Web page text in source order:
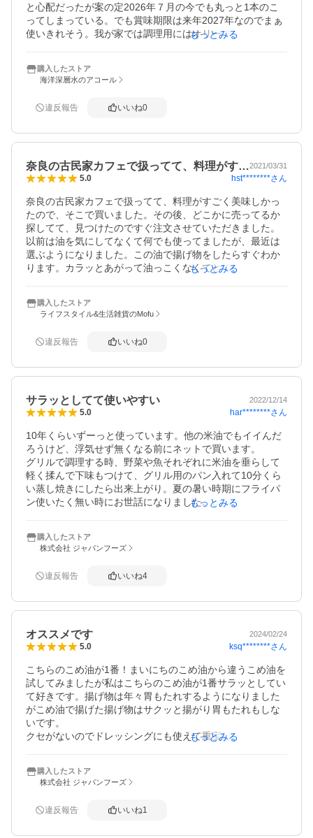
と心配だったが案の定2026年７月の今でも丸っと1本のこ
ってしまっている。でも賞味期限は来年2027年なのでまぁ
使いきれそう。我が家では調理用にはオリーブオイルと米
ら。
もっとみる
購入したストア
海洋深層水のアコール
違反報告 いいね0
奈良の古民家カフェで扱ってて、料理がす…2021/03/31
5.0 hst********さん
奈良の古民家カフェで扱ってて、料理がすごく美味しかっ
たので、そこで買いました。その後、どこかに売ってるか
探してて、見つけたのですぐ注文させていただきました。
以前は油を気にしてなくて何でも使ってましたが、最近は
選ぶようになりました。この油で揚げ物をしたらすぐわか
ります。カラッとあがって油っこくなくてとてもいいで
ます。
もっとみる
購入したストア
ライフスタイル&生活雑貨のMofu
違反報告 いいね0
サラッとしてて使いやすい 2022/12/14
5.0 har********さん
10年くらいずーっと使っています。他の米油でもイイんだ
ろうけど、浮気せず無くなる前にネットで買います。
グリルで調理する時、野菜や魚それぞれに米油を垂らして
軽く揉んで下味もつけて、グリル用のパン入れて10分くら
い蒸し焼きにしたら出来上がり。夏の暑い時期にフライパ
ン使いたく無い時にお世話になりました。
です。おススメです
もっとみる
購入したストア
株式会社 ジャパンフーズ
違反報告 いいね4
オススメです 2024/02/24
5.0 ksq********さん
こちらのこめ油が1番！まいにちのこめ油から違うこめ油を
試してみましたが私はこちらのこめ油が1番サラッとしてい
て好きです。揚げ物は年々胃もたれするようになりました
がこめ油で揚げた揚げ物はサクッと揚がり胃もたれもしな
いです。
クセがないのでドレッシングにも使えて重宝してます。
もっとみる
購入したストア
株式会社 ジャパンフーズ
違反報告 いいね1